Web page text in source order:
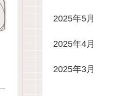
2025年5月
2025年4月
2025年3月